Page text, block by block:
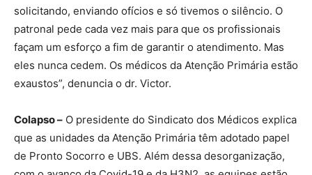
solicitando, enviando ofícios e só tivemos o silêncio. O
patronal pede cada vez mais para que os profissionais
façam um esforço a fim de garantir o atendimento. Mas
eles nunca cedem. Os médicos da Atenção Primária estão
exaustos”, denuncia o dr. Victor.
Colapso – O presidente do Sindicato dos Médicos explica
que as unidades da Atenção Primária têm adotado papel
de Pronto Socorro e UBS. Além dessa desorganização,